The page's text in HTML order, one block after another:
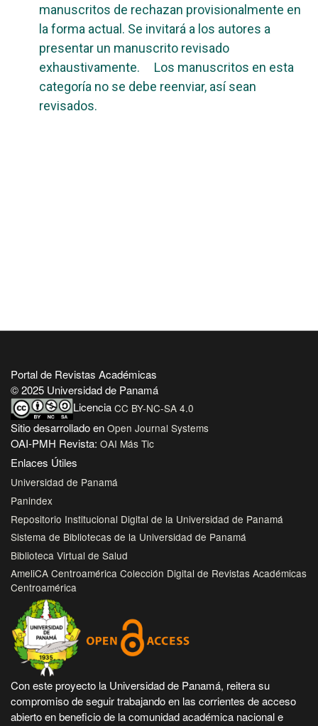
manuscritos de rechazan provisionalmente en
la forma actual. Se invitará a los autores a
presentar un manuscrito revisado
exhaustivamente. Los manuscritos en esta
categoría no se debe reenviar, así sean
revisados.
Portal de Revistas Académicas
© 2025 Universidad de Panamá
Licencia CC BY-NC-SA 4.0
Sitio desarrollado en Open Journal Systems
OAI-PMH Revista: OAI Más Tic
Enlaces Útiles
Universidad de Panamá
Panindex
Repositorio Institucional Digital de la Universidad de Panamá
Sistema de Bibliotecas de la Universidad de Panamá
Biblioteca Virtual de Salud
AmeliCA Centroamérica Colección Digital de Revistas Académicas
Centroamérica
Con este proyecto la Universidad de Panamá, reitera su
compromiso de seguir trabajando en las corrientes de acceso
abierto en beneficio de la comunidad académica nacional e